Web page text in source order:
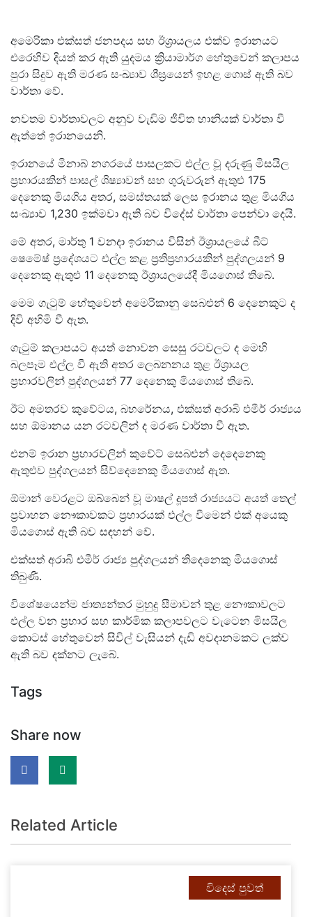
අමෙරිකා එක්සත් ජනපදය සහ ඊශ්‍රායලය එක්ව ඉරානයට
එරෙහිව දියත් කර ඇති යුදමය ක්‍රියාමාර්ග හේතුවෙන් කලාපය
පුරා සිදුව ඇති මරණ සංඛ්‍යාව ශීඝ්‍රයෙන් ඉහළ ගොස් ඇති බව
වාර්තා වේ.
නවතම වාර්තාවලට අනුව වැඩිම ජීවිත හානියක් වාර්තා වී
ඇත්තේ ඉරානයෙනි.
ඉරානයේ මිනාබ් නගරයේ පාසලකට එල්ල වූ දරුණු මිසයිල
ප්‍රහාරයකින් පාසල් ශිෂ්‍යාවන් සහ ගුරුවරුන් ඇතුළු 175
දෙනෙකු මියගිය අතර, සමස්තයක් ලෙස ඉරානය තුළ මියගිය
සංඛ්‍යාව 1,230 ඉක්මවා ඇති බව විදේස් වාර්තා පෙන්වා දෙයි.
මේ අතර, මාර්තු 1 වනදා ඉරානය විසින් ඊශ්‍රායලයේ බීට්
ෂෙමේෂ් ප්‍රදේශයට එල්ල කළ ප්‍රතිප්‍රහාරයකින් පුද්ගලයන් 9
දෙනෙකු ඇතුළු 11 දෙනෙකු ඊශ්‍රායලයේදී මියගොස් තිබේ.
මෙම ගැටුම් හේතුවෙන් අමෙරිකානු සෙබළුන් 6 දෙනෙකුට ද
දිවි අහිමි වී ඇත‍.
ගැටුම් කලාපයට අයත් නොවන සෙසු රටවලට ද මෙහි
බලපෑම එල්ල වී ඇති අතර ලෙබනනය තුළ ඊශ්‍රායල
ප්‍රහාරවලින් පුද්ගලයන් 77 දෙනෙකු මියගොස් තිබේ.
ඊට අමතරව කුවේටය, බහරේනය, එක්සත් අරාබි එමීර් රාජ්‍යය
සහ ඕමානය යන රටවලින් ද මරණ වාර්තා වී ඇත.
එනම් ඉරාන ප්‍රහාරවලින් කුවේට් සෙබළුන් දෙදෙනෙකු
ඇතුළුව පුද්ගලයන් සිව්දෙනෙකු මියගොස් ඇත.
ඕමාන් වෙරළට ඔබ්බෙන් වූ මාෂල් දූපත් රාජ්‍යයට අයත් තෙල්
ප්‍රවාහන නෞකාවකට ප්‍රහාරයක් එල්ල වීමෙන් එක් අයෙකු
මියගොස් ඇති බව සඳහන් වේ.
එක්සත් අරාබි එමීර් රාජ්‍ය පුද්ගලයන් තිදෙනෙකු මියගොස්
තිබුණි.
විශේෂයෙන්ම ජාත්‍යන්තර මුහුදු සීමාවන් තුළ නෞකාවලට
එල්ල වන ප්‍රහාර සහ කාර්මික කලාපවලට වැටෙන මිසයිල
කොටස් හේතුවෙන් සිවිල් වැසියන් දැඩි අවදානමකට ලක්ව
ඇති බව දක්නට ලැබේ.
Tags
Share now
Related Article
විදෙස් පුවත්